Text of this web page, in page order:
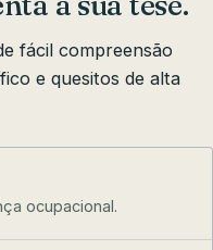
fácil compreensão
e quesitos de alta
ocupacional.